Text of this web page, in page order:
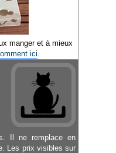
manger et à mieux
ici
Il ne remplace en
Les prix visibles sur